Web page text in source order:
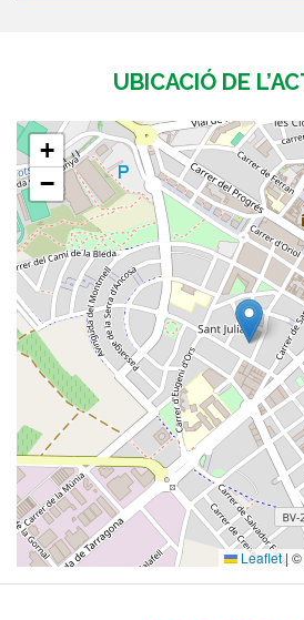
UBICACIÓ DE
+
−
Leaflet| ©